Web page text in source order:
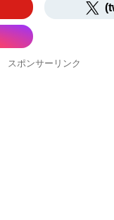
スポンサーリンク